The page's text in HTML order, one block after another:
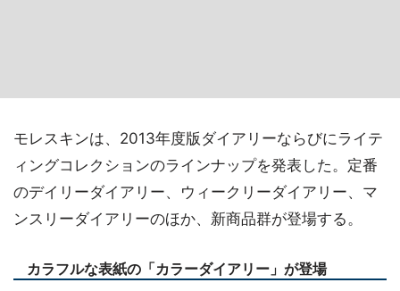
モレスキンは、2013年度版ダイアリーならびにライテ
ィングコレクションのラインナップを発表した。定番
のデイリーダイアリー、ウィークリーダイアリー、マ
ンスリーダイアリーのほか、新商品群が登場する。
カラフルな表紙の「カラーダイアリー」が登場